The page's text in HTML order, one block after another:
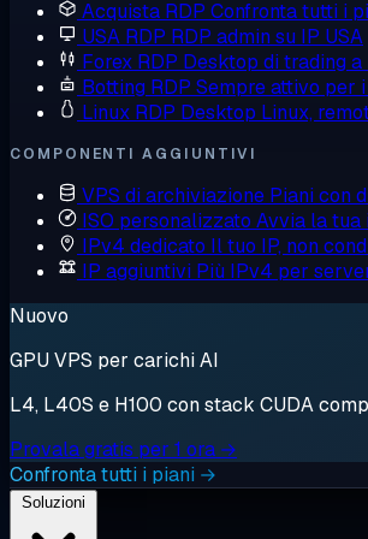
Acquista RDP Confronta tutti i
USA RDP RDP admin su IP USA
Forex RDP Desktop di trading
Botting RDP Sempre attivo per
Linux RDP Desktop Linux,
COMPONENTI AGGIUNTIVI
VPS di archiviazione Piani con
ISO personalizzato Avvia la tua
IPv4 dedicato Il tuo IP, non
IP aggiuntivi Più IPv4 per
Nuovo
GPU VPS per carichi AI
L4, L40S e H100 con stack CUDA
Provala gratis per 1 ora →
Confronta tutti i piani →